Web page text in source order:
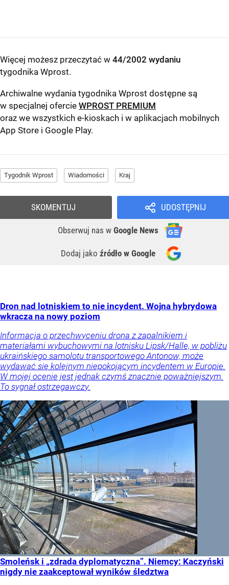
Więcej możesz przeczytać w 44/2002 wydaniu
tygodnika Wprost.
Archiwalne wydania tygodnika Wprost dostępne są
w specjalnej ofercie WPROST PREMIUM
oraz we wszystkich e-kioskach i w aplikacjach mobilnych
App Store i Google Play.
Tygodnik Wprost Wiadomości Kraj
UDOSTĘPNIJ
Obserwuj nas w Google News
Dodaj jako źródło w Google
SKOMENTUJ
Dron nad lotniskiem to nie incydent. Wojna hybrydowa
wkracza na nowy poziom
Informacja o przechwyceniu drona z zapalnikiem i
materiałami wybuchowymi na lotnisku Lipsk/Halle, w pobliżu
ukraińskiego samolotu transportowego Antonow, może
wydawać się kolejnym niepokojącym incydentem w Europie.
W mojej ocenie jest jednak czymś znacznie poważniejszym.
To sygnał ostrzegawczy.
Smoleńsk i „zdrada dyplomatyczna”. Niemcy: Kaczyński
nigdy nie zaakceptował wyników śledztwa